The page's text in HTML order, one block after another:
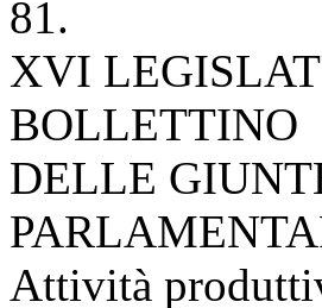
81.
XVI
BOLLETTINO
DELLE
Attività